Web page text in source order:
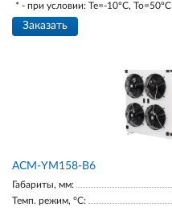
* - при условии: Te=-10ºC, To=50ºC
Заказать
АСМ-YM158-В6
Габариты, мм:
Темп. режим, °С: